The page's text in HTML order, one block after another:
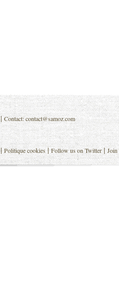
|Contact:contact@samoz.com
|Politique cookies |Follow us on Twitter |Join